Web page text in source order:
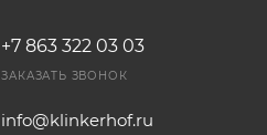
+7 863 322 03 03
ЗАКАЗАТЬ ЗВОНОК
info@klinkerhof.ru